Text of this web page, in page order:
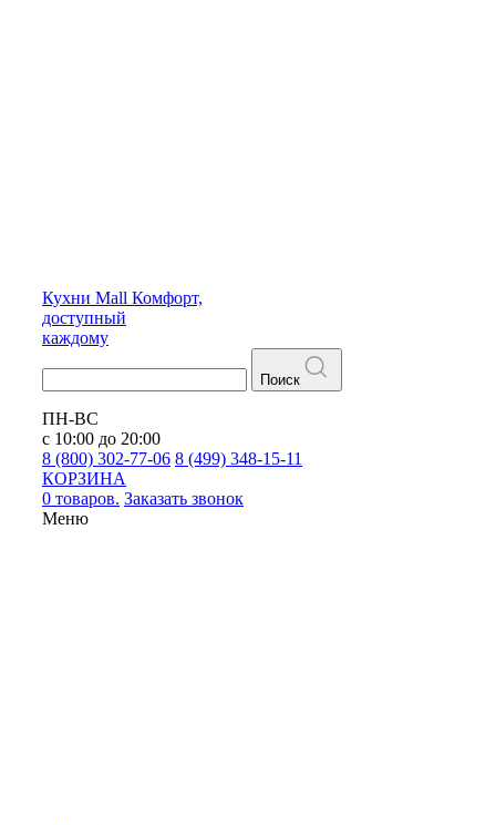
Кухни Mall Комфорт,
доступный
каждому
Поиск
ПН-ВС
с 10:00 до 20:00
8 (800) 302-77-06 8 (499) 348-15-11
КОРЗИНА
0 товаров. Заказать звонок
Меню